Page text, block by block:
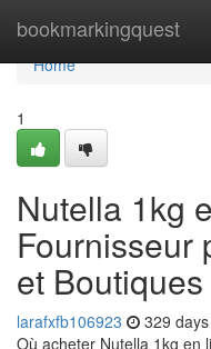
bookmarkingquest
Home
Home
1
Nutella 1kg
Fournisseur
et Boutiques
larafxfb106923 329
Où acheter Nutella 1kg en